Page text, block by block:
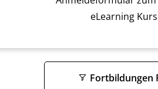
eLearning
Fortbildungen